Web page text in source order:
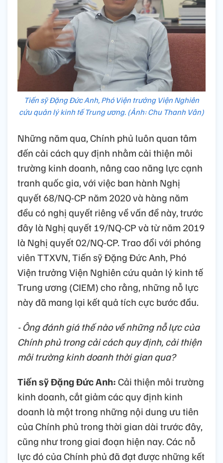
Tiến sỹ Đặng Đức Anh, Phó Viện trưởng Viện Nghiên
cứu quản lý kinh tế Trung ương. (Ảnh: Chu Thanh Vân)
Những năm qua, Chính phủ luôn quan tâm
đến cải cách quy định nhằm cải thiện môi
trường kinh doanh, nâng cao năng lực cạnh
tranh quốc gia, với việc ban hành Nghị
quyết 68/NQ-CP năm 2020 và hàng năm
đều có nghị quyết riêng về vấn đề này, trước
đây là Nghị quyết 19/NQ-CP và từ năm 2019
là Nghị quyết 02/NQ-CP. Trao đổi với phóng
viên TTXVN, Tiến sỹ Đặng Đức Anh, Phó
Viện trưởng Viện Nghiên cứu quản lý kinh tế
Trung ương (CIEM) cho rằng, những nỗ lực
này đã mang lại kết quả tích cực bước đầu.
- Ông đánh giá thế nào về những nỗ lực của
Chính phủ trong cải cách quy định, cải thiện
môi trường kinh doanh thời gian qua?
Tiến sỹ Đặng Đức Anh:Cải thiện môi trường
kinh doanh, cắt giảm các quy định kinh
doanh là một trong những nội dung ưu tiên
của Chính phủ trong thời gian dài trước đây,
cũng như trong giai đoạn hiện nay. Các nỗ
lực đó của Chính phủ đã đạt được những kết